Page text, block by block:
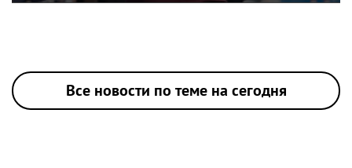
Все новости по теме на сегодня